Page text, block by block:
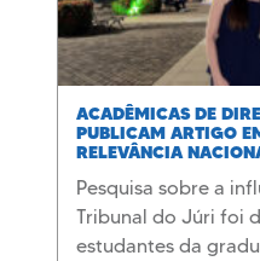
ACADÊMICAS DE
PUBLICAM ARTIGO
RELEVÂNCIA
Pesquisa sobre a
Tribunal do Júri foi
estudantes da